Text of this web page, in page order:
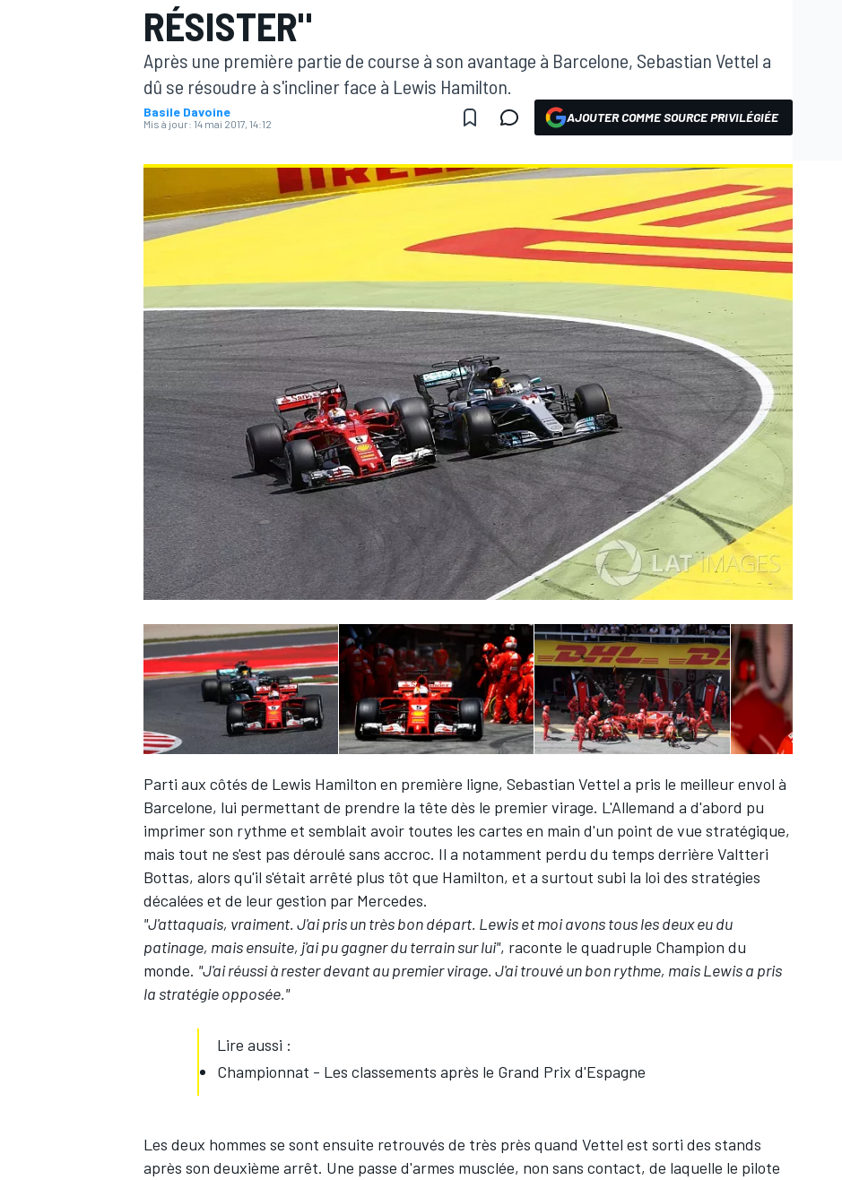
WRC
RÉSISTER"
Après une première partie de course à son avantage à Barcelone, Sebastian Vettel a
dû se résoudre à s'incliner face à Lewis Hamilton.
Basile Davoine
Mis à jour: 14 mai 2017, 14:12 AJOUTER COMME SOURCE PRIVILÉGIÉE
Parti aux côtés de Lewis Hamilton en première ligne, Sebastian Vettel a pris le meilleur envol à
Barcelone, lui permettant de prendre la tête dès le premier virage. L'Allemand a d'abord pu
imprimer son rythme et semblait avoir toutes les cartes en main d'un point de vue stratégique,
mais tout ne s'est pas déroulé sans accroc. Il a notamment perdu du temps derrière Valtteri
Bottas, alors qu'il s'était arrêté plus tôt que Hamilton, et a surtout subi la loi des stratégies
décalées et de leur gestion par Mercedes.
"J'attaquais, vraiment. J'ai pris un très bon départ. Lewis et moi avons tous les deux eu du
patinage, mais ensuite, j'ai pu gagner du terrain sur lui", raconte le quadruple Champion du
monde. "J'ai réussi à rester devant au premier virage. J'ai trouvé un bon rythme, mais Lewis a pris
la stratégie opposée."
Lire aussi :
Championnat - Les classements après le Grand Prix d'Espagne
Les deux hommes se sont ensuite retrouvés de très près quand Vettel est sorti des stands
après son deuxième arrêt. Une passe d'armes musclée, non sans contact, de laquelle le pilote